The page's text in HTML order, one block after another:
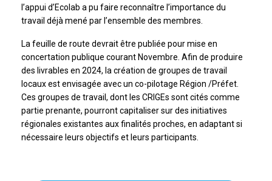
l’appui d’Ecolab a pu faire reconnaître l’importance du
travail déjà mené par l’ensemble des membres.
La feuille de route devrait être publiée pour mise en
concertation publique courant Novembre. Afin de produire
des livrables en 2024, la création de groupes de travail
locaux est envisagée avec un co-pilotage Région /Préfet.
Ces groupes de travail, dont les CRIGEs sont cités comme
partie prenante, pourront capitaliser sur des initiatives
régionales existantes aux finalités proches, en adaptant si
nécessaire leurs objectifs et leurs participants.